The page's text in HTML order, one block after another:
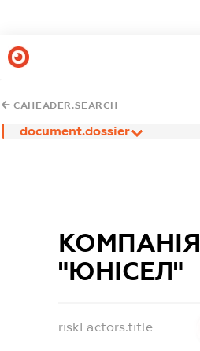
CAHEADER.SEARCH
document.dossier
КОМПАНІЯ
"ЮНІСЕЛ"
riskFactors.title